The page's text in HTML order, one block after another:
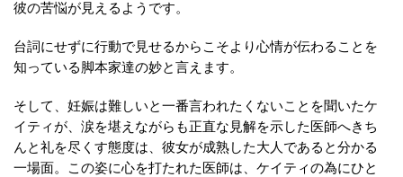
彼の苦悩が見えるようです。
台詞にせずに行動で見せるからこそより心情が伝わることを
知っている脚本家達の妙と言えます。
そして、妊娠は難しいと一番言われたくないことを聞いたケ
イティが、涙を堪えながらも正直な見解を示した医師へきち
んと礼を尽くす態度は、彼女が成熟した大人であると分かる
一場面。この姿に心を打たれた医師は、ケイティの為にひと